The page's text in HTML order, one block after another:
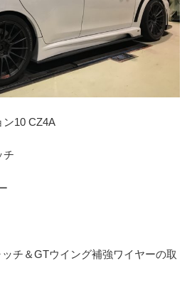
10 CZ4A
チ
チ＆GTウイング補強ワイヤーの取